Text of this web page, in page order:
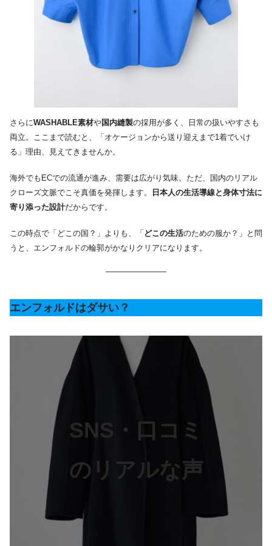
さらにWASHABLE素材や国内縫製の採用が多く、日常の扱いやすさも
両立。ここまで読むと、「オケージョンから送り迎えまで1着でいけ
る」理由、見えてきませんか。
海外でもECでの流通が進み、需要は広がり気味。ただ、国内のリアル
クローズ文脈でこそ真価を発揮します。
日本人の生活導線と身体寸法に
寄り添った設計だからです。
この時点で「どこの国？」よりも、「 どこの生活のための服か？」と問
うと、エンフォルドの輪郭がかなりクリアになります。
エンフォルドはダサい？
SNS・口コミ
のリアルな声